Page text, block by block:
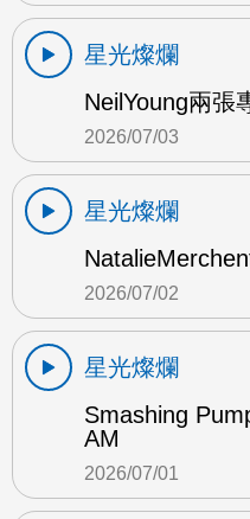
星光燦爛
NeilYoung兩張
2026/07/03
星光燦爛
2026/07/02
星光燦爛
Smashing
AM
2026/07/01